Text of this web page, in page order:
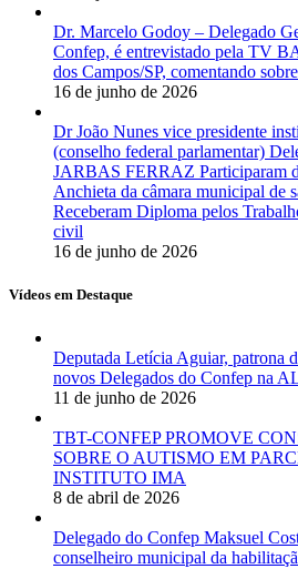
Dr. Marcelo Godoy – Delegado
Confep, é entrevistado pela TV
dos Campos/SP, comentando
16 de junho de 2026
Dr João Nunes vice presidente
(conselho federal parlamentar)
JARBAS FERRAZ Participaram
Anchieta da câmara municipal de
Receberam Diploma pelos
civil
16 de junho de 2026
Vídeos em Destaque
Deputada Letícia Aguiar, patrona
novos Delegados do Confep na
11 de junho de 2026
TBT-CONFEP PROMOVE
SOBRE O AUTISMO EM
INSTITUTO IMA
8 de abril de 2026
Delegado do Confep Maksuel
conselheiro municipal da